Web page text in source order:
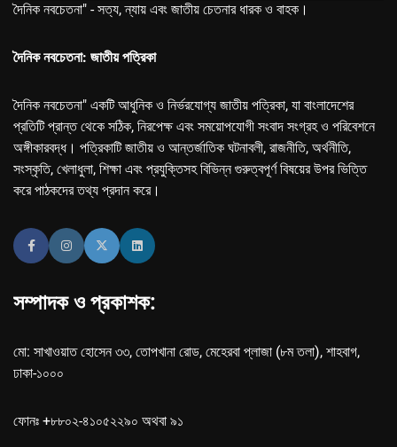
দৈনিক নবচেতনা" - সত্য, ন্যায় এবং জাতীয় চেতনার ধারক ও বাহক।
দৈনিক নবচেতনা: জাতীয় পত্রিকা
দৈনিক নবচেতনা" একটি আধুনিক ও নির্ভরযোগ্য জাতীয় পত্রিকা, যা বাংলাদেশের
প্রতিটি প্রান্ত থেকে সঠিক, নিরপেক্ষ এবং সময়োপযোগী সংবাদ সংগ্রহ ও পরিবেশনে
অঙ্গীকারবদ্ধ। পত্রিকাটি জাতীয় ও আন্তর্জাতিক ঘটনাবলী, রাজনীতি, অর্থনীতি,
সংস্কৃতি, খেলাধুলা, শিক্ষা এবং প্রযুক্তিসহ বিভিন্ন গুরুত্বপূর্ণ বিষয়ের উপর ভিত্তি
করে পাঠকদের তথ্য প্রদান করে।
সম্পাদক ও প্রকাশক:
মো: সাখাওয়াত হোসেন ৩৩, তোপখানা রোড, মেহেরবা প্লাজা (৮ম তলা), শাহবাগ,
ঢাকা-১০০০
ফোনঃ +৮৮০২-৪১০৫২২৯০ অথবা ৯১